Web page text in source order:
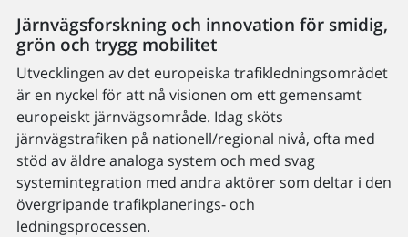
Järnvägsforskning och innovation för smidig,
grön och trygg mobilitet
Utvecklingen av det europeiska trafikledningsområdet
är en nyckel för att nå visionen om ett gemensamt
europeiskt järnvägsområde. Idag sköts
järnvägstrafiken på nationell/regional nivå, ofta med
stöd av äldre analoga system och med svag
systemintegration med andra aktörer som deltar i den
övergripande trafikplanerings- och
ledningsprocessen.